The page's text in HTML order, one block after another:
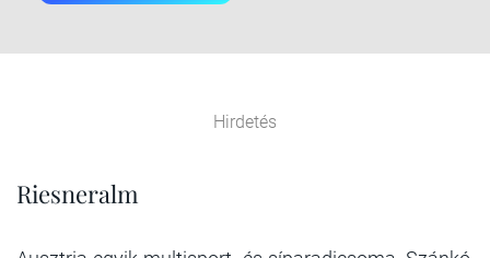
Hirdetés
Riesneralm